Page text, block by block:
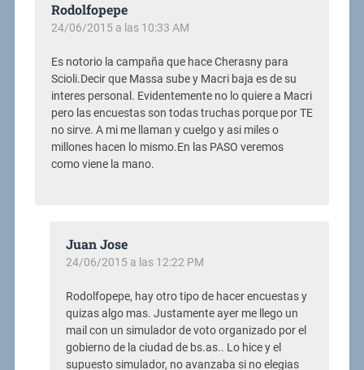
Rodolfopepe
24/06/2015 a las 10:33 AM
Es notorio la campaña que hace Cherasny para
Scioli.Decir que Massa sube y Macri baja es de su
interes personal. Evidentemente no lo quiere a Macri
pero las encuestas son todas truchas porque por TE
no sirve. A mi me llaman y cuelgo y asi miles o
millones hacen lo mismo.En las PASO veremos
como viene la mano.
Juan Jose
24/06/2015 a las 12:22 PM
Rodolfopepe, hay otro tipo de hacer encuestas y
quizas algo mas. Justamente ayer me llego un
mail con un simulador de voto organizado por el
gobierno de la ciudad de bs.as.. Lo hice y el
supuesto simulador, no avanzaba si no elegias